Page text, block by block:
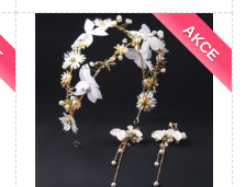
AKCE